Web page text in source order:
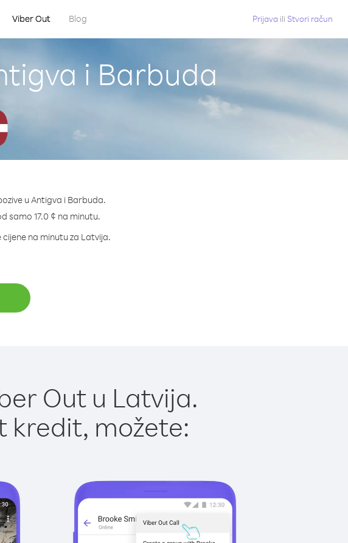
Viber Out Blog Prijava ili Stvori račun
i Barbuda
u Antigva i Barbuda.
samo 17.0 ¢ na minutu.
na minutu za Latvija.
Out u Latvija.
kredit, možete: